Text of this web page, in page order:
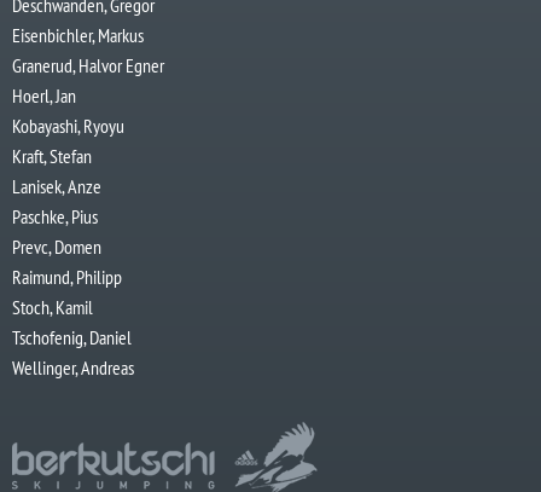
Eisenbichler, Markus
Granerud, Halvor Egner
Hoerl, Jan
Kobayashi, Ryoyu
Kraft, Stefan
Lanisek, Anze
Paschke, Pius
Prevc, Domen
Raimund, Philipp
Stoch, Kamil
Tschofenig, Daniel
Wellinger, Andreas